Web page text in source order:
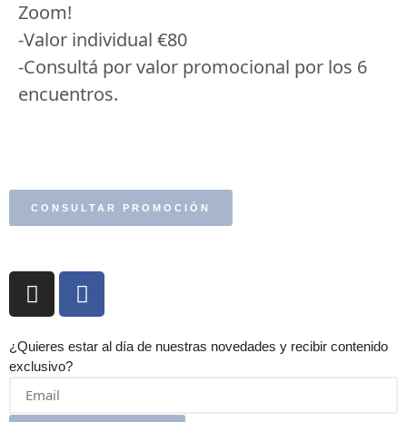
Zoom!
-Valor individual €80
-Consultá por valor promocional por los 6
encuentros.
CONSULTAR PROMOCIÓN
¿Quieres estar al día de nuestras novedades y recibir contenido
exclusivo?